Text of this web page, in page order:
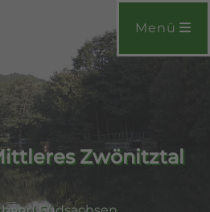
Menü
Zwönitztal